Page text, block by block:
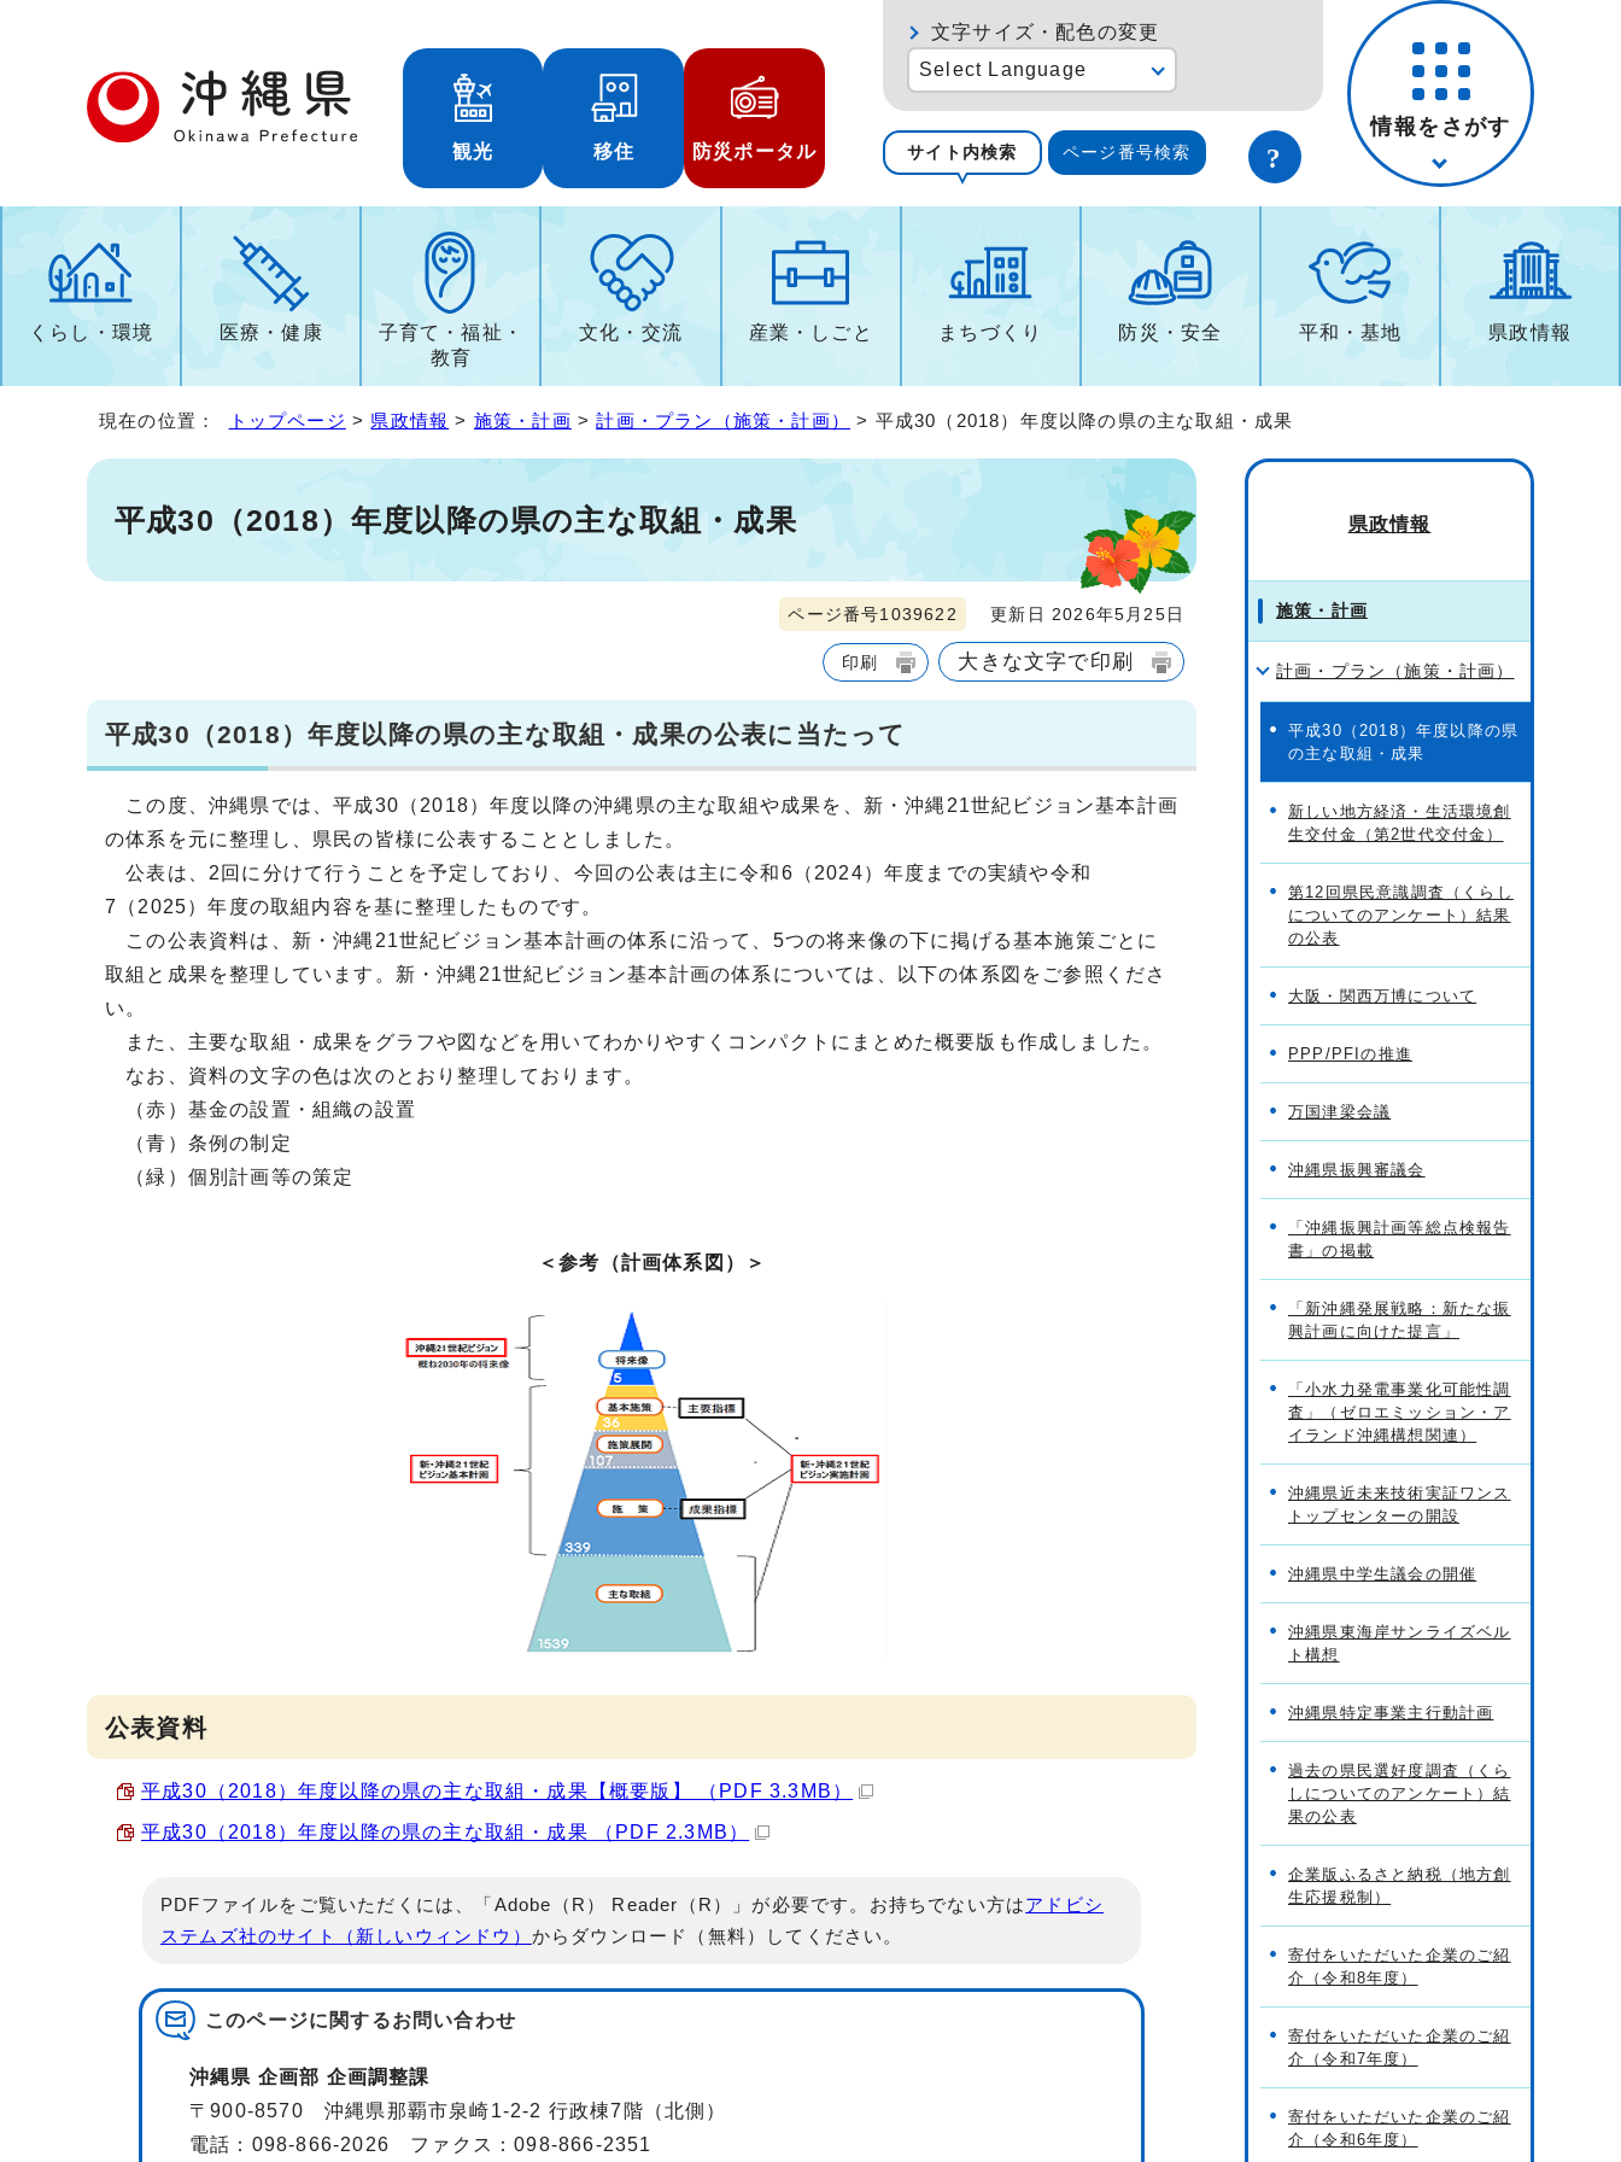
観光 移住 防災ポータル
文字サイズ・配色の変更
Select Language
サイト内検索 ページ番号検索
情報をさがす
くらし・環境 医療・健康
子育て・福祉・
教育
文化・交流 産業・しごと まちづくり 防災・安全 平和・基地 県政情報
現在の位置： トップページ > 県政情報 > 施策・計画 >計画・プラン（施策・計画） > 平成30（2018）年度以降の県の主な取組・成果
平成30（2018）年度以降の県の主な取組・成果
ページ番号1039622 更新日 2026年5月25日
印刷 大きな文字で印刷
平成30（2018）年度以降の県の主な取組・成果の公表に当たって
この度、沖縄県では、平成30（2018）年度以降の沖縄県の主な取組や成果を、新・沖縄21世紀ビジョン基本計画
の体系を元に整理し、県民の皆様に公表することとしました。
公表は、2回に分けて行うことを予定しており、今回の公表は主に令和6（2024）年度までの実績や令和
7（2025）年度の取組内容を基に整理したものです。
この公表資料は、新・沖縄21世紀ビジョン基本計画の体系に沿って、5つの将来像の下に掲げる基本施策ごとに
取組と成果を整理しています。新・沖縄21世紀ビジョン基本計画の体系については、以下の体系図をご参照くださ
い。
また、主要な取組・成果をグラフや図などを用いてわかりやすくコンパクトにまとめた概要版も作成しました。
なお、資料の文字の色は次のとおり整理しております。
（赤）基金の設置・組織の設置
（青）条例の制定
（緑）個別計画等の策定
＜参考（計画体系図）＞
公表資料
平成30（2018）年度以降の県の主な取組・成果【概要版】 （PDF 3.3MB）
平成30（2018）年度以降の県の主な取組・成果 （PDF 2.3MB）
PDFファイルをご覧いただくには、「Adobe（R） Reader（R）」が必要です。お持ちでない方はアドビシ
ステムズ社のサイト（新しいウィンドウ） からダウンロード（無料）してください。
このページに関するお問い合わせ
沖縄県 企画部 企画調整課
〒900-8570 沖縄県那覇市泉崎1-2-2 行政棟7階（北側）
電話：098-866-2026 ファクス：098-866-2351
県政情報
施策・計画
計画・プラン（施策・計画）
平成30（2018）年度以降の県
の主な取組・成果
新しい地方経済・生活環境創
生交付金（第2世代交付金）
第12回県民意識調査（くらし
についてのアンケート）結果
の公表
大阪・関西万博について
PPP/PFIの推進
万国津梁会議
沖縄県振興審議会
「沖縄振興計画等総点検報告
書」の掲載
「新沖縄発展戦略：新たな振
興計画に向けた提言」
「小水力発電事業化可能性調
査」（ゼロエミッション・ア
イランド沖縄構想関連）
沖縄県近未来技術実証ワンス
トップセンターの開設
沖縄県中学生議会の開催
沖縄県東海岸サンライズベル
ト構想
沖縄県特定事業主行動計画
過去の県民選好度調査（くら
しについてのアンケート）結
果の公表
企業版ふるさと納税（地方創
生応援税制）
寄付をいただいた企業のご紹
介（令和8年度）
寄付をいただいた企業のご紹
介（令和7年度）
寄付をいただいた企業のご紹
介（令和6年度）